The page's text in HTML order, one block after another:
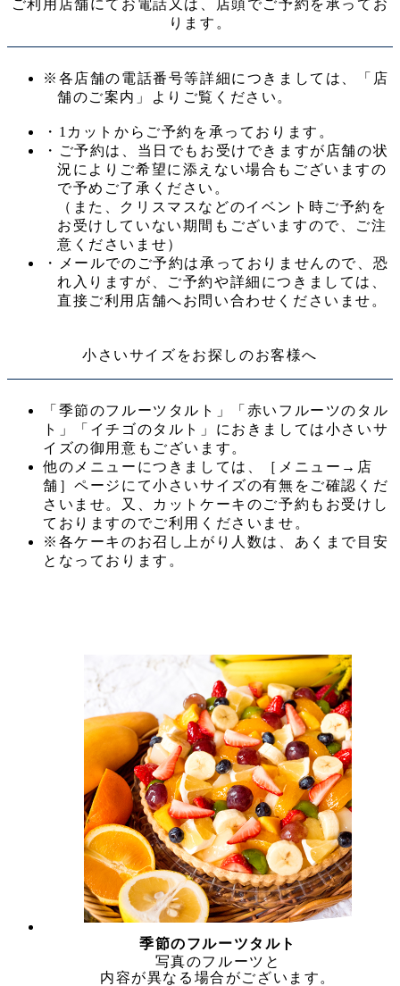
ご利用店舗にてお電話又は、店頭でご予約を承ってお
ります。
※各店舗の電話番号等詳細につきましては、「店
舗のご案内」よりご覧ください。
・1カットからご予約を承っております。
・ご予約は、当日でもお受けできますが店舗の状
況によりご希望に添えない場合もございますの
で予めご了承ください。
（また、クリスマスなどのイベント時ご予約を
お受けしていない期間もございますので、ご注
意くださいませ）
・メールでのご予約は承っておりませんので、恐
れ入りますが、ご予約や詳細につきましては、
直接ご利用店舗へお問い合わせくださいませ。
小さいサイズをお探しのお客様へ
「季節のフルーツタルト」「赤いフルーツのタル
ト」「イチゴのタルト」におきましては小さいサ
イズの御用意もございます。
他のメニューにつきましては、［メニュー→店
舗］ページにて小さいサイズの有無をご確認くだ
さいませ。又、カットケーキのご予約もお受けし
ておりますのでご利用くださいませ。
※各ケーキのお召し上がり人数は、あくまで目安
となっております。
季節のフルーツタルト
写真のフルーツと
内容が異なる場合がございます。